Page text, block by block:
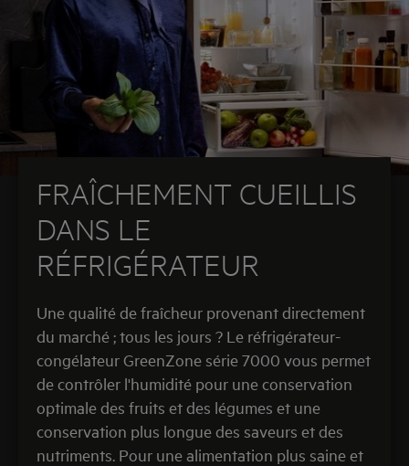
FRAÎCHEMENT CUEILLIS
DANS LE
RÉFRIGÉRATEUR
Une qualité de fraîcheur provenant directement
du marché ; tous les jours ? Le réfrigérateur-
congélateur GreenZone série 7000 vous permet
de contrôler l'humidité pour une conservation
optimale des fruits et des légumes et une
conservation plus longue des saveurs et des
nutriments. Pour une alimentation plus saine et